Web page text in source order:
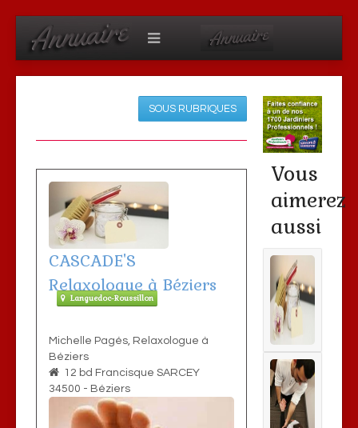
SOUS RUBRIQUES
CASCADE'S
Relaxologue à Béziers
Languedoc-Roussillon
Michelle Pagés, Relaxologue à
Béziers
12 bd Francisque SARCEY
34500 - Béziers
Vous
aimerez
aussi